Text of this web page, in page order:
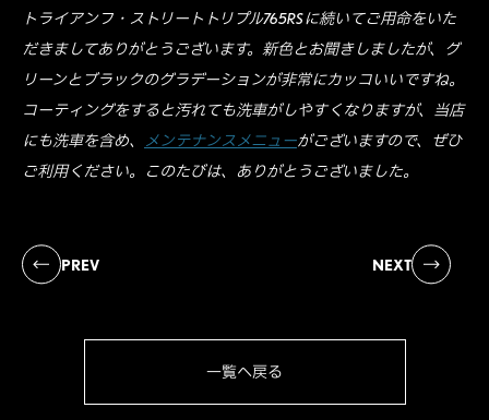
トライアンフ・ストリートトリプル765RSに続いてご用命をいた
だきましてありがとうございます。新色とお聞きしましたが、グ
リーンとブラックのグラデーションが非常にカッコいいですね。
コーティングをすると汚れても洗車がしやすくなりますが、当店
にも洗車を含め、
メンテナンスメニューがございますので、ぜひ
ご利用ください。このたびは、ありがとうございました。
PREV NEXT
一覧へ戻る